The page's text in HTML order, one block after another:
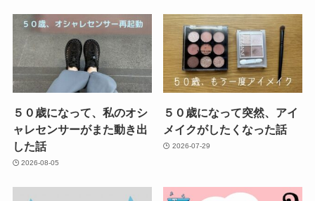
５０歳になって、私のオシ
ャレセンサーがまた動き出
した話
2026-08-05
５０歳になって突然、アイ
メイクがしたくなった話
2026-07-29